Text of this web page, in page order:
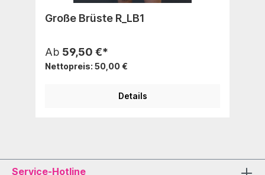
Große Brüste R_LB1
Ab 59,50 €*
Nettopreis: 50,00 €
Details
Service-Hotline